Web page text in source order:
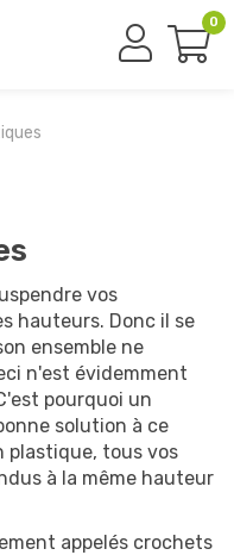
0
vos
hauteurs. Donc il se
ensemble ne
n'est évidemment
pourquoi un
solution à ce
plastique, tous vos
à la même hauteur
appelés crochets